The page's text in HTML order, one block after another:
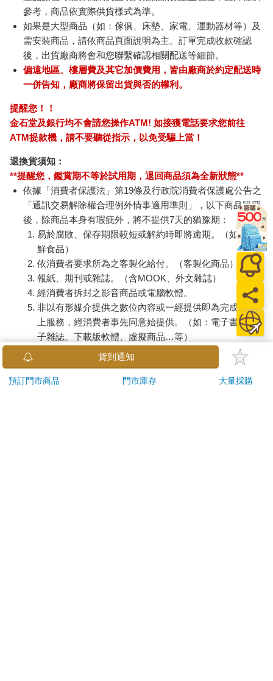
參考，商品依實際供貨樣式為準。
如果是大型商品（如：傢俱、床墊、家電、運動器材等）及
需安裝商品，請依商品頁面說明為主。訂單完成收款確認
後，出貨廠商將會和您聯繫確認相關配送等細節。
偏遠地區、樓層費及其它加價費用，皆由廠商於約定配送時
一併告知，廠商將保留出貨與否的權利。
提醒您！！
金石堂及銀行均不會請您操作ATM! 如接獲電話要求您前往
ATM提款機，請不要聽從指示，以免受騙上當！
退換貨須知：
**提醒您，鑑賞期不等於試用期，退回商品須為全新狀態**
依據「消費者保護法」第19條及行政院消費者保護處公告之
「通訊交易解除權合理例外情事適用準則」，以下商品購買
後，除商品本身有瑕疵外，將不提供7天的猶豫期：
易於腐敗、保存期限較短或解約時即將逾期。（如：生
鮮食品）
依消費者要求所為之客製化給付。（客製化商品）
報紙、期刊或雜誌。（含MOOK、外文雜誌）
經消費者拆封之影音商品或電腦軟體。
非以有形媒介提供之數位內容或一經提供即為完成之線
上服務，經消費者事先同意始提供。（如：電子書、電
子雜誌、下載版軟體、虛擬商品…等）
已拆封之個人衛生用品。（如：內衣褲、刮鬍刀、除毛
若非上列種類商品，均享有到貨7天的猶豫期（含例假
貨到通知
預訂門市商品 門市庫存 大量採購